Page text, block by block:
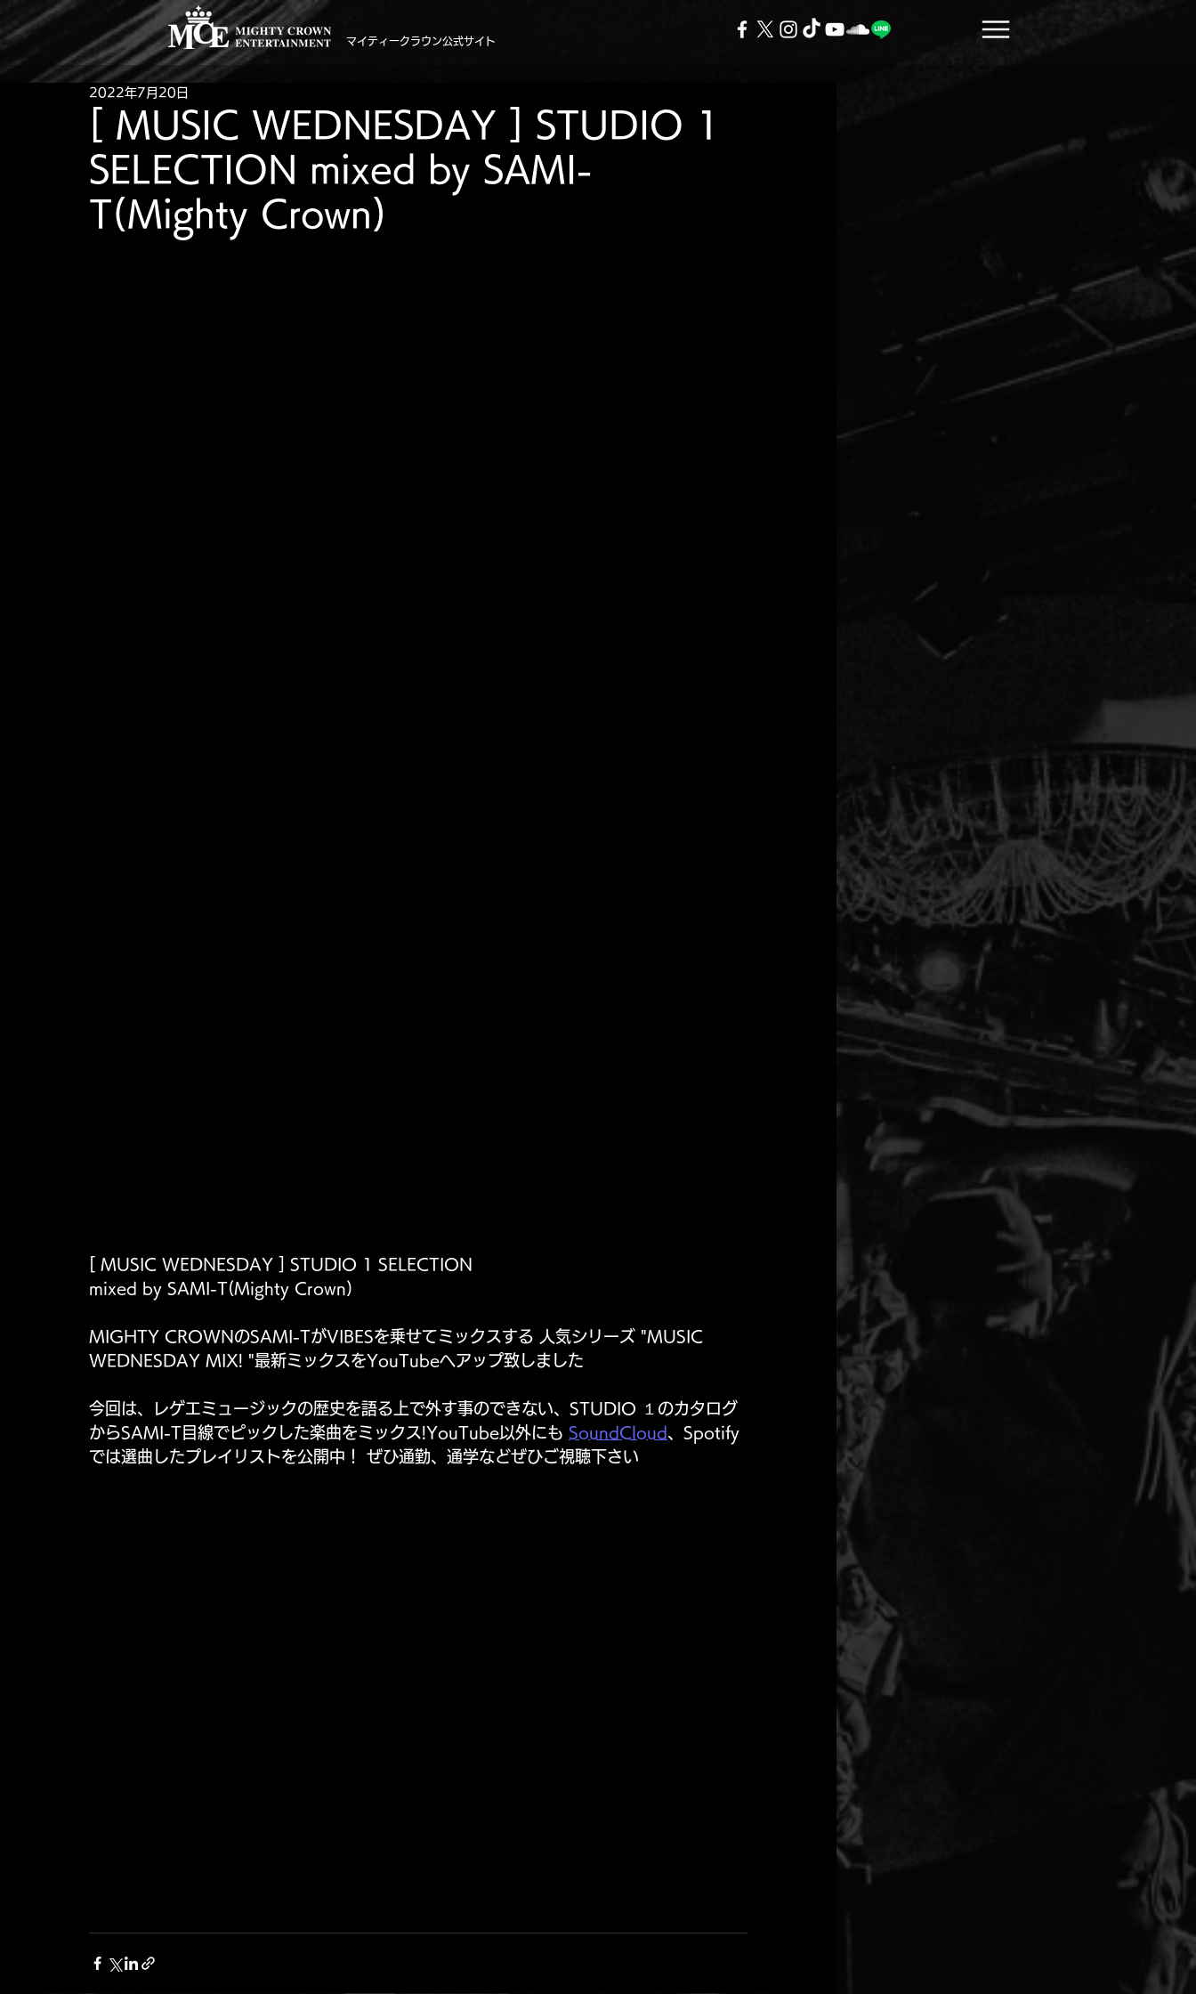
マイティークラウン公式サイト
[ MUSIC WEDNESDAY ] STUDIO 1
SELECTION mixed by SAMI-
T(Mighty Crown)
2022年7月20日
[ MUSIC WEDNESDAY ] STUDIO 1 SELECTION
mixed by SAMI-T(Mighty Crown)
MIGHTY CROWNのSAMI-TがVIBESを乗せてミックスする 人気シリーズ "MUSIC
WEDNESDAY MIX! "最新ミックスをYouTubeへアップ致しました
今回は、レゲエミュージックの歴史を語る上で外す事のできない、STUDIO １のカタログ
からSAMI-T目線でピックした楽曲をミックス!YouTube以外にも SoundCloud 、Spotify
では選曲したプレイリストを公開中！ ぜひ通勤、通学などぜひご視聴下さい